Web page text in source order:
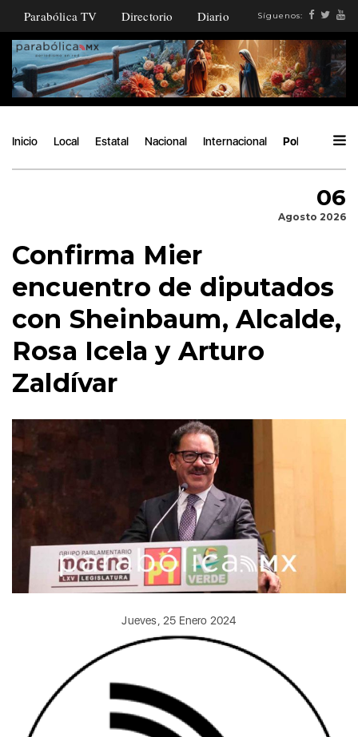
Parabólica TV Directorio Diario Síguenos:
Inicio Local Estatal Nacional Internacional Política
06
Agosto 2026
Confirma Mier
encuentro de diputados
con Sheinbaum, Alcalde,
Rosa Icela y Arturo
Zaldívar
Jueves, 25 Enero 2024